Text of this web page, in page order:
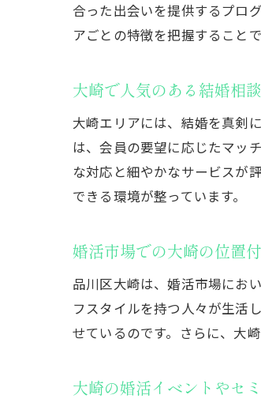
合った出会いを提供するプロ
アごとの特徴を把握すること
大崎で人気のある結婚相
大崎エリアには、結婚を真剣
は、会員の要望に応じたマッ
な対応と細やかなサービスが
できる環境が整っています。
婚活市場での大崎の位置
品川区大崎は、婚活市場にお
フスタイルを持つ人々が生活
せているのです。さらに、大
大崎の婚活イベントやセ